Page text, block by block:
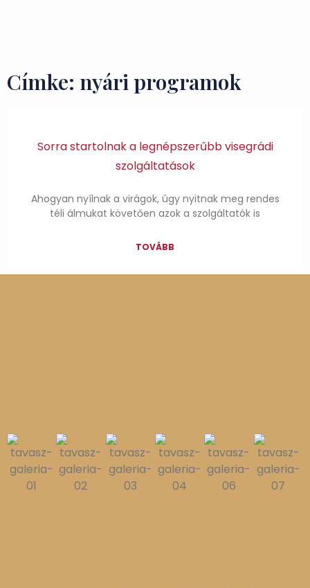
Címke: nyári programok
Sorra startolnak a legnépszerűbb visegrádi
szolgáltatások
Ahogyan nyílnak a virágok, úgy nyitnak meg rendes
téli álmukat követően azok a szolgáltatók is
TOVÁBB